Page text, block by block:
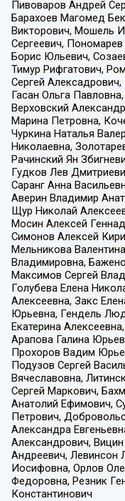
Пивоваров Андрей
Барахоев Магомед
Викторович, Мошель
Сергеевич,
Борис Юльевич,
Тимур Рифгатович,
Сергей
Гасан Ольга
Верховский
Марина Петровна,
Чуркина Наталья
Николаевна,
Рачинский Ян
Гудков Лев
Саранг Анна
Аверин Владимир
Щур Николай
Мосин Алексей
Симонов Алексей
Мельникова
Владимировна,
Максимов Сергей
Голубева Елена
Алексеевна, Закс
Юрьевна, Гендель
Екатерина
Арапова Галина
Прохоров Вадим
Подузов Сергей
Вячеславовна,
Сергей Маркович,
Анатолий Ефимович,
Петрович,
Александра
Александрович,
Андреевич, Левинсон
Иосифовна, Орлов
Федоровна, Резник
Константинович